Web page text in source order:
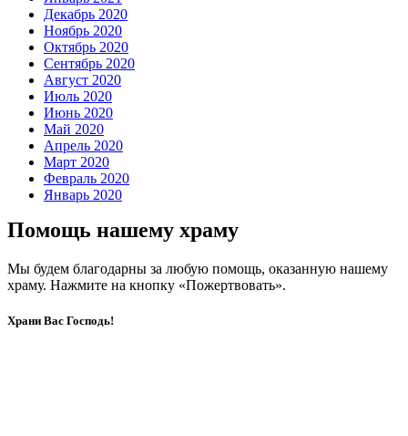
Декабрь 2020
Ноябрь 2020
Октябрь 2020
Сентябрь 2020
Август 2020
Июль 2020
Июнь 2020
Май 2020
Апрель 2020
Март 2020
Февраль 2020
Январь 2020
Помощь нашему храму
Мы будем благодарны за любую помощь, оказанную нашему
храму. Нажмите на кнопку «Пожертвовать».
Храни Вас Господь!